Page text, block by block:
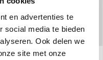
en advertenties te
social media te bieden
Ook delen we
site met onze